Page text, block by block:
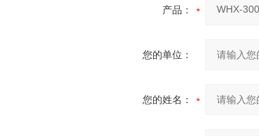
产品：
您的单位：
您的姓名：